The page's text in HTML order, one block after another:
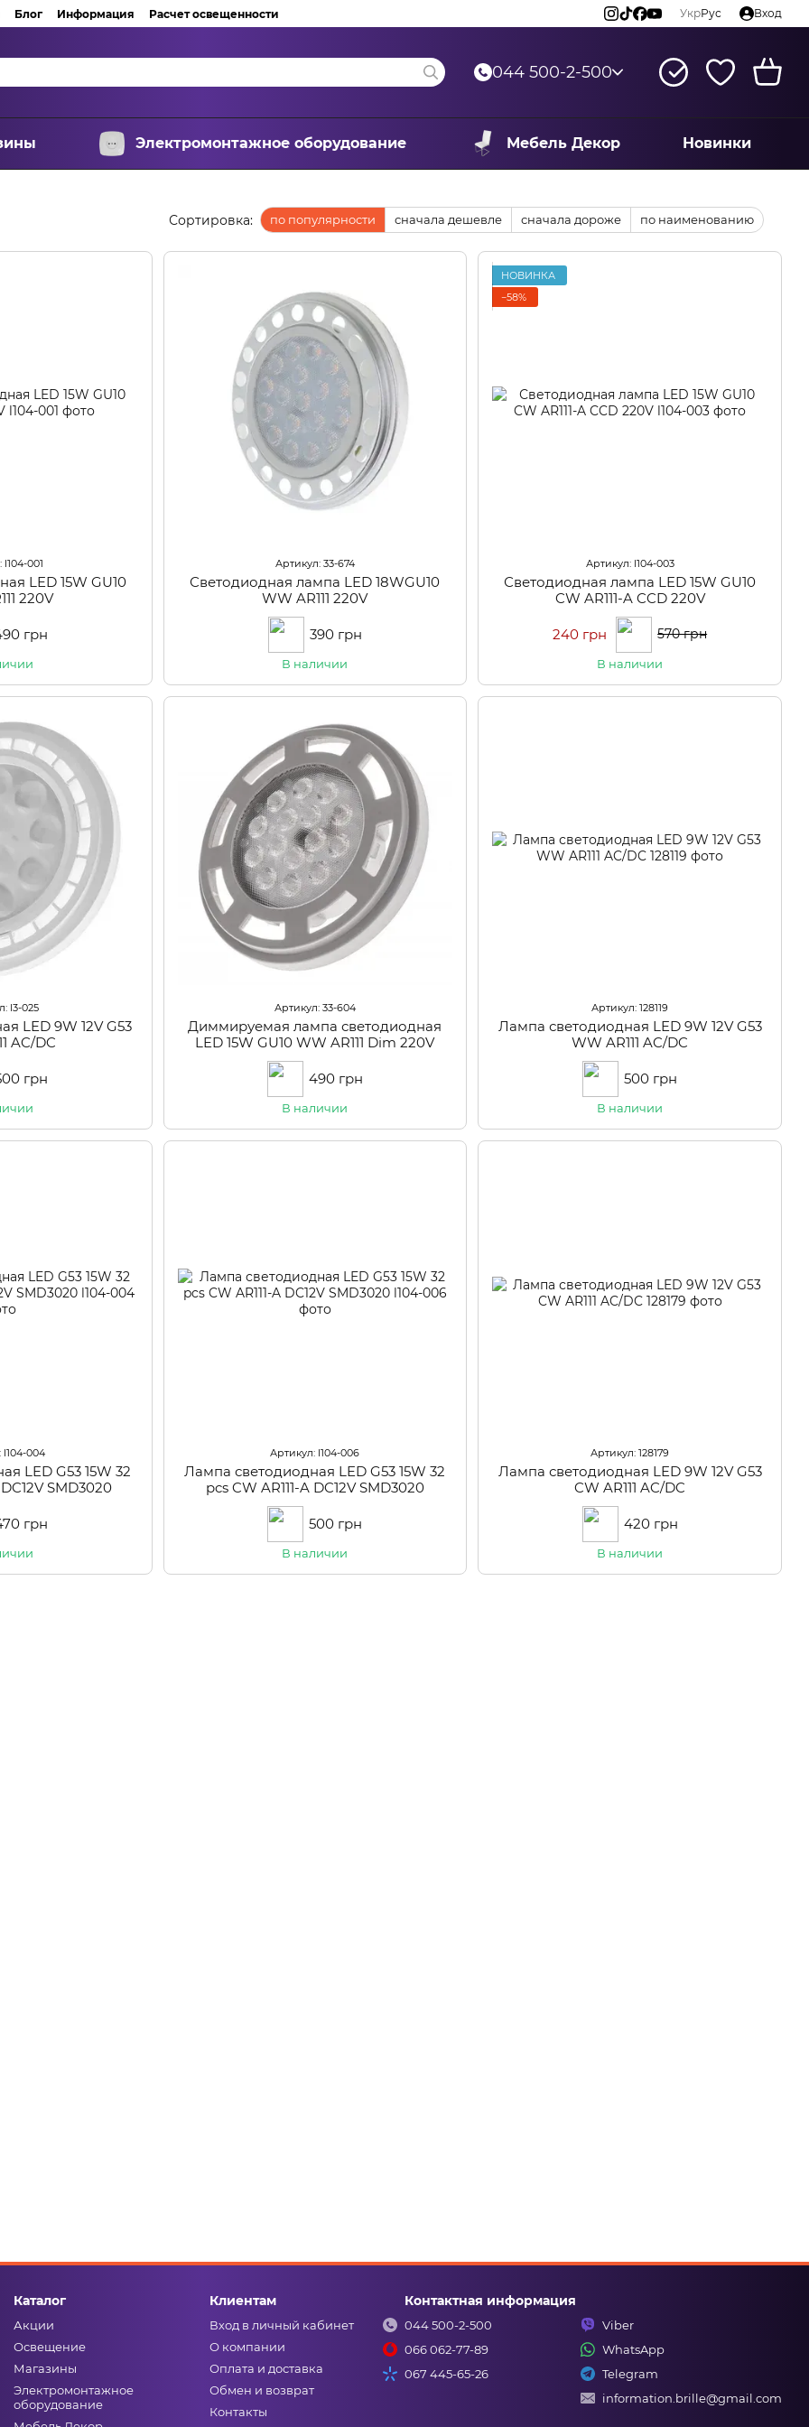
Блог Информация Расчет освещенности УкрРус Вход
044 500-2-500
Электромонтажное оборудование Мебель Декор Новинки
Сортировка: по популярности сначала дешевле сначала дороже по наименованию
001
LED 15W GU10
220V
грн
Артикул: 33-674
Светодиодная лампа LED 18WGU10
WW AR111 220V
390 грн
В наличии
НОВИНКА
−58%
Артикул: l104-003
Светодиодная лампа LED 15W GU10
CW AR111-A CCD 220V
570 грн
240 грн
В наличии
l3-025
LED 9W 12V G53
AC/DC
грн
Артикул: 33-604
Диммируемая лампа светодиодная
LED 15W GU10 WW AR111 Dim 220V
490 грн
В наличии
Артикул: 128119
Лампа светодиодная LED 9W 12V G53
WW AR111 AC/DC
500 грн
В наличии
l104-004
LED G53 15W 32
SMD3020
грн
Артикул: l104-006
Лампа светодиодная LED G53 15W 32
pcs CW AR111-A DC12V SMD3020
500 грн
В наличии
Артикул: 128179
Лампа светодиодная LED 9W 12V G53
CW AR111 AC/DC
420 грн
В наличии
Каталог
Акции
Освещение
Магазины
Электромонтажное
оборудование
Клиентам
Вход в личный кабинет
О компании
Оплата и доставка
Обмен и возврат
Контакты
Контактная информация
044 500-2-500
066 062-77-89
067 445-65-26
Viber
WhatsApp
Telegram
information.brille@gmail.com